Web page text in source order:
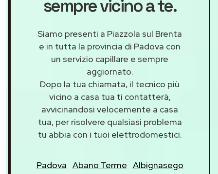
sempre vicino a te.
Siamo presenti a Piazzola sul Brenta
e in tutta la provincia di Padova con
un servizio capillare e sempre
aggiornato.
Dopo la tua chiamata, il tecnico più
vicino a casa tua ti contatterà,
avvicinandosi velocemente a casa
tua, per risolvere qualsiasi problema
tu abbia con i tuoi elettrodomestici.
Padova Abano Terme Albignasego